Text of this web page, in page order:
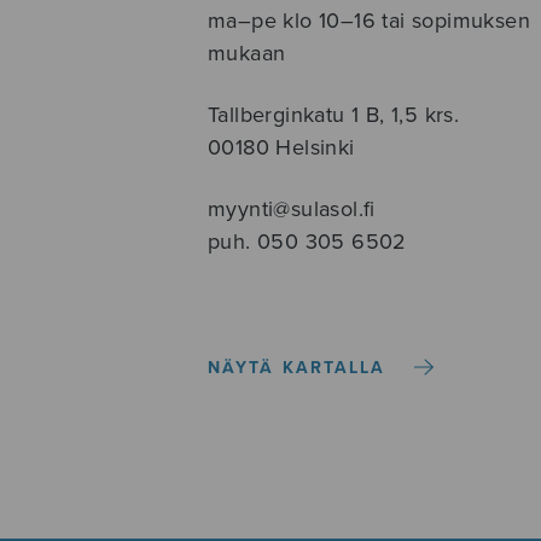
ma–pe klo 10–16 tai sopimuksen
mukaan
Tallberginkatu 1 B, 1,5 krs.
00180 Helsinki
myynti@sulasol.fi
puh. 050 305 6502
NÄYTÄ KARTALLA